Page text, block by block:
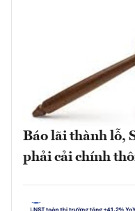
Báo lãi thành lỗ,
phải cải chính